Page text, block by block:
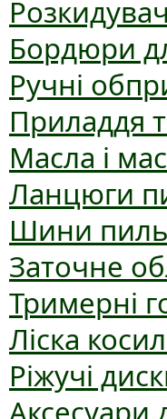
Бордюри
Ручні
Приладдя
Масла і
Ланцюги
Шини
Заточне
Тримерні
Ліска
Ріжучі